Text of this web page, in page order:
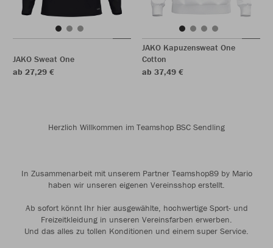
JAKO Sweat One
ab 27,29 €
JAKO Kapuzensweat One
Cotton
ab 37,49 €
Herzlich Willkommen im Teamshop BSC Sendling
In Zusammenarbeit mit unserem Partner Teamshop89 by Mario
haben wir unseren eigenen Vereinsshop erstellt.
Ab sofort könnt Ihr hier ausgewählte, hochwertige Sport- und
Freizeitkleidung in unseren Vereinsfarben erwerben.
Und das alles zu tollen Konditionen und einem super Service.